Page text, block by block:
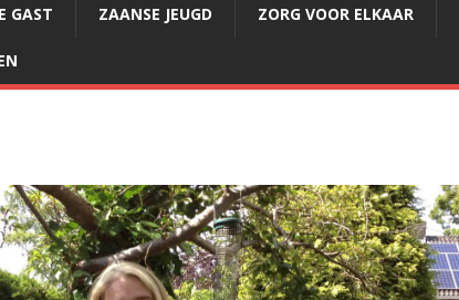
GAST ZAANSE JEUGD ZORG VOOR ELKAAR